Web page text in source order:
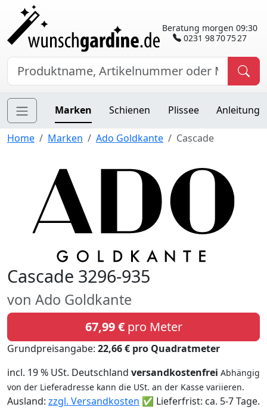
Beratung morgen 09:30
0231 98 70 75 27
Marken Schienen Plissee Anleitung
Home Marken Ado Goldkante Cascade
Cascade 3296-935
von Ado Goldkante
67,99 €pro Meter
Grundpreisangabe: 22,66 € pro Quadratmeter
incl. 19 % USt. Deutschland versandkostenfrei Abhängig
von der Lieferadresse kann die USt. an der Kasse variieren.
Ausland: zzgl. Versandkosten ✅ Lieferfrist: ca. 5-7 Tage.